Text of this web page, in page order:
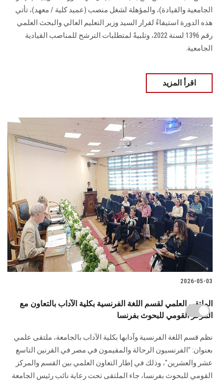
الجامعية والقيادة)، والمؤهلة لشغل منصب (عميد كلية / معهد)، تأتي
هذه الدورة استيفاءً لقرار السيد وزير التعليم العالي والبحث العلمي
رقم 1396 لسنة 2022، وتلبيةً لمتطلبات الترشح للمناصب القيادية
الجامعية.
اقرأ المزيد
2026-05-03
الملتقى العلمي لقسم اللغة الفرنسية بكلية الآداب بالتعاون مع
المركز القومي للبحوث بفرنسا
نظم قسم اللغة الفرنسية وآدابها بكلية الآداب بالجامعة، ملتقى علمي
بعنوان: "الفرنسيون الرحالة والمقيمون في مصر في القرنين التاسع
عشر والعشرين"، وذلك في إطار التعاون العلمي بين القسم والمركز
القومي للبحوث بفرنسا، جاء الملتقى تحت رعاية نائب رئيس الجامعة